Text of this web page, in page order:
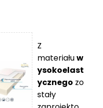
Z
materiałuw
ysokoelast
ycznego zo
stały